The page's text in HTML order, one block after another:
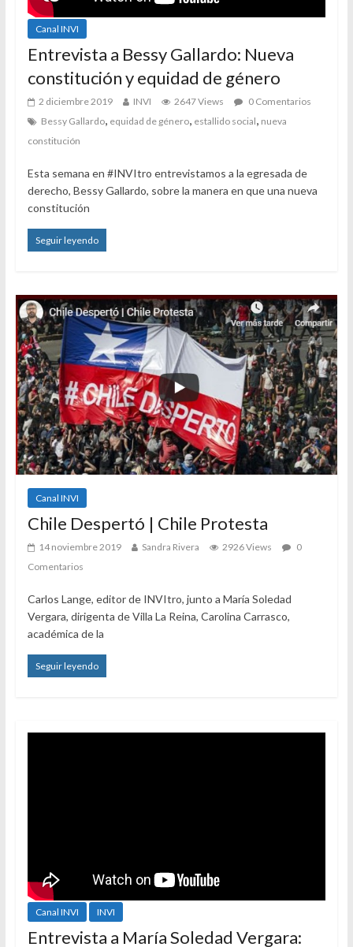
Canal INVI
Entrevista a Bessy Gallardo: Nueva
constitución y equidad de género
2 diciembre 2019 INVI 2647 Views
0 Comentarios
Bessy Gallardo, equidad de género, estallido social, nueva
constitución
Esta semana en #INVItro entrevistamos a la egresada de
derecho, Bessy Gallardo, sobre la manera en que una nueva
constitución
Seguir leyendo
Canal INVI
Chile Despertó | Chile Protesta
14 noviembre 2019 Sandra Rivera 2926 Views
0
Comentarios
Carlos Lange, editor de INVItro, junto a María Soledad
Vergara, dirigenta de Villa La Reina, Carolina Carrasco,
académica de la
Seguir leyendo
Canal INVI INVI
Entrevista a María Soledad Vergara: